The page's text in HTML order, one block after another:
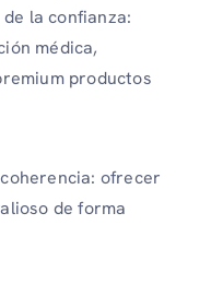
la confianza:
médica,
productos
ofrecer
de forma